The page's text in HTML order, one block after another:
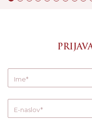
Ime
E-naslov